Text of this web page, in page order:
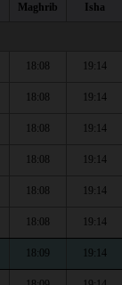
Maghrib Isha
18:08 19:14
18:08 19:14
18:08 19:14
18:08 19:14
18:08 19:14
18:08 19:14
18:09 19:14